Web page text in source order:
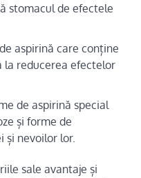
stomacul de efectele
aspirină care conține
la reducerea efectelor
de aspirină special
și forme de
și nevoilor lor.
sale avantaje și